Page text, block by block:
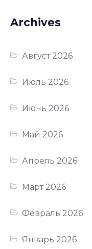
Archives
Август 2026
Июль 2026
Июнь 2026
Май 2026
Апрель 2026
Март 2026
Февраль 2026
Январь 2026